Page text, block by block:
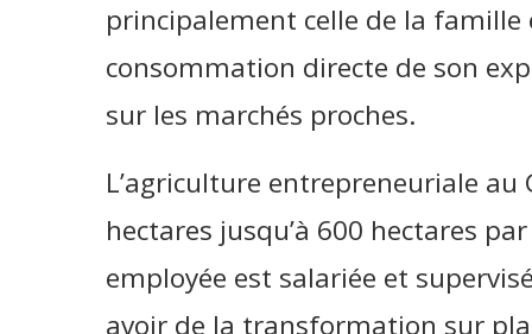
principalement celle de la
consommation directe de son
sur les marchés proches.
L’agriculture entrepreneuriale
hectares jusqu’à 600 hectares
employée est salariée et
avoir de la transformation sur